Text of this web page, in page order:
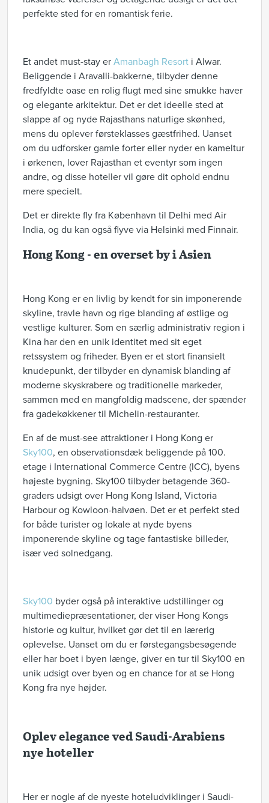
perfekte sted for en romantisk ferie.
Et andet must-stay er Amanbagh Resort i Alwar.
Beliggende i Aravalli-bakkerne, tilbyder denne
fredfyldte oase en rolig flugt med sine smukke haver
og elegante arkitektur. Det er det ideelle sted at
slappe af og nyde Rajasthans naturlige skønhed,
mens du oplever førsteklasses gæstfrihed. Uanset
om du udforsker gamle forter eller nyder en kameltur
i ørkenen, lover Rajasthan et eventyr som ingen
andre, og disse hoteller vil gøre dit ophold endnu
mere specielt.
Det er direkte fly fra København til Delhi med Air
India, og du kan også flyve via Helsinki med Finnair.
Hong Kong - en overset by i Asien
Hong Kong er en livlig by kendt for sin imponerende
skyline, travle havn og rige blanding af østlige og
vestlige kulturer. Som en særlig administrativ region i
Kina har den en unik identitet med sit eget
retssystem og friheder. Byen er et stort finansielt
knudepunkt, der tilbyder en dynamisk blanding af
moderne skyskrabere og traditionelle markeder,
sammen med en mangfoldig madscene, der spænder
fra gadekøkkener til Michelin-restauranter.
En af de must-see attraktioner i Hong Kong er
Sky100, en observationsdæk beliggende på 100.
etage i International Commerce Centre (ICC), byens
højeste bygning. Sky100 tilbyder betagende 360-
graders udsigt over Hong Kong Island, Victoria
Harbour og Kowloon-halvøen. Det er et perfekt sted
for både turister og lokale at nyde byens
imponerende skyline og tage fantastiske billeder,
især ved solnedgang.
Sky100 byder også på interaktive udstillinger og
multimediepræsentationer, der viser Hong Kongs
historie og kultur, hvilket gør det til en lærerig
oplevelse. Uanset om du er førstegangsbesøgende
eller har boet i byen længe, giver en tur til Sky100 en
unik udsigt over byen og en chance for at se Hong
Kong fra nye højder.
Oplev elegance ved Saudi-Arabiens
nye hoteller
Her er nogle af de nyeste hoteludviklinger i Saudi-